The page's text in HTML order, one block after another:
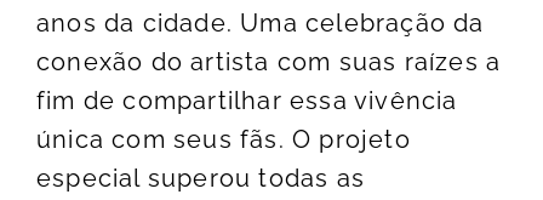
anos da cidade. Uma celebração da
conexão do artista com suas raízes a
fim de compartilhar essa vivência
única com seus fãs. O projeto
especial superou todas as